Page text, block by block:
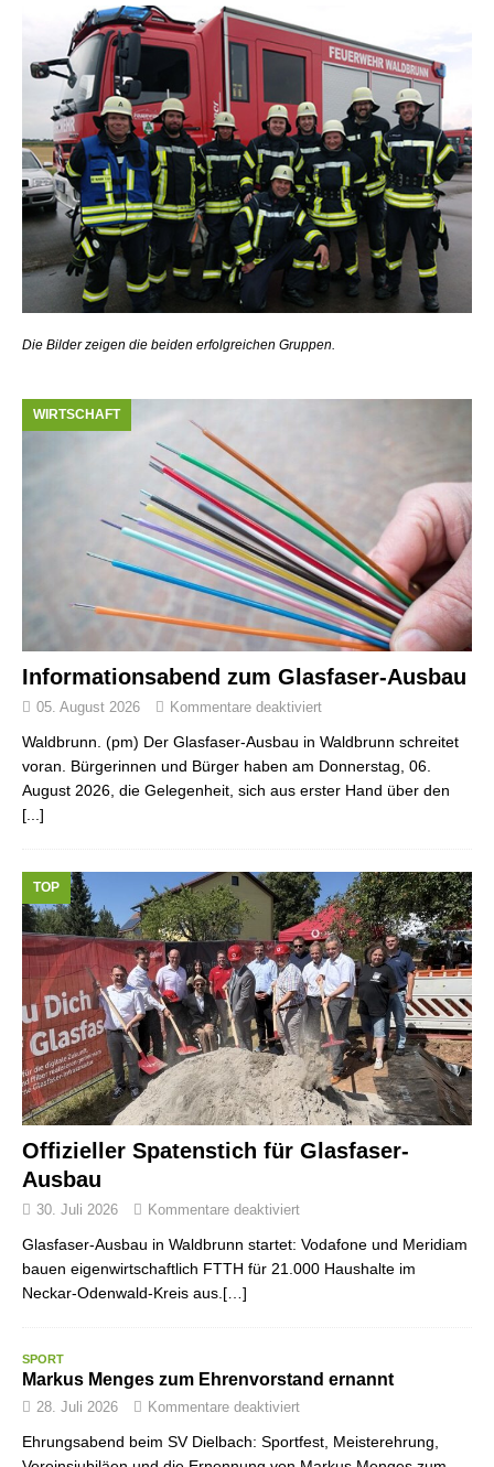
Die Bilder zeigen die beiden erfolgreichen Gruppen.
Informationsabend zum Glasfaser-Ausbau
WIRTSCHAFT
05. August 2026 Kommentare deaktiviert
Waldbrunn. (pm) Der Glasfaser-Ausbau in Waldbrunn schreitet
voran. Bürgerinnen und Bürger haben am Donnerstag, 06.
August 2026, die Gelegenheit, sich aus erster Hand über den
[...]
Offizieller Spatenstich für Glasfaser-
Ausbau
TOP
30. Juli 2026 Kommentare deaktiviert
Glasfaser-Ausbau in Waldbrunn startet: Vodafone und Meridiam
bauen eigenwirtschaftlich FTTH für 21.000 Haushalte im
Neckar-Odenwald-Kreis aus.[…]
SPORT
Markus Menges zum Ehrenvorstand ernannt
28. Juli 2026 Kommentare deaktiviert
Ehrungsabend beim SV Dielbach: Sportfest, Meisterehrung,